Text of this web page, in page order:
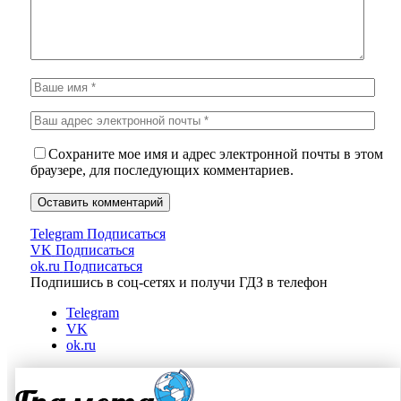
Сохраните мое имя и адрес электронной почты в этом
браузере, для последующих комментариев.
Telegram Подписаться
VK Подписаться
ok.ru Подписаться
Подпишись в соц-сетях и получи ГДЗ в телефон
Telegram
VK
ok.ru